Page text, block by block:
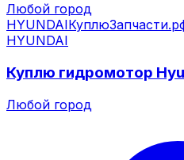
Любой город
HYUNDAI
HYUNDAI
Куплю гидромотор
Любой город